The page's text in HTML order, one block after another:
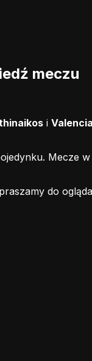
meczu
i
Mecze
do